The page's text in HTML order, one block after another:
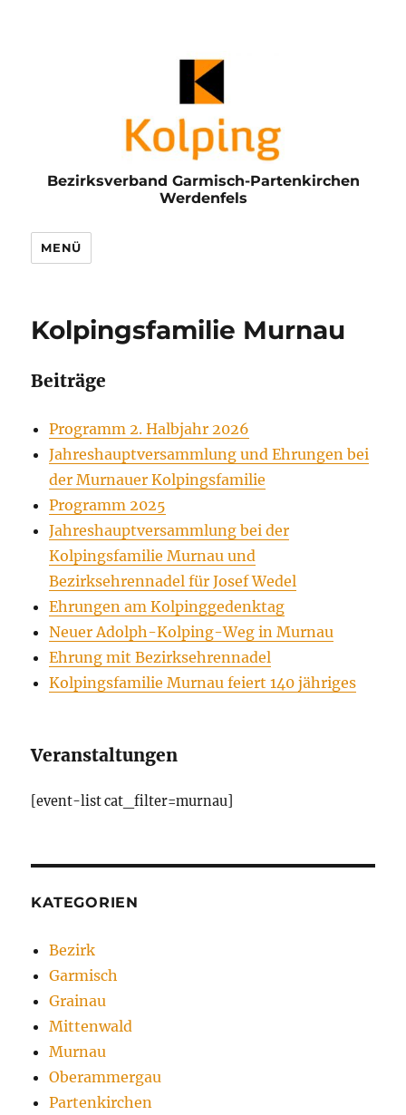
Bezirksverband Garmisch-Partenkirchen
Werdenfels
MENÜ
Kolpingsfamilie Murnau
Beiträge
Programm 2. Halbjahr 2026
Jahreshauptversammlung und Ehrungen bei
der Murnauer Kolpingsfamilie
Programm 2025
Jahreshauptversammlung bei der
Kolpingsfamilie Murnau und
Bezirksehrennadel für Josef Wedel
Ehrungen am Kolpinggedenktag
Neuer Adolph-Kolping-Weg in Murnau
Ehrung mit Bezirksehrennadel
Kolpingsfamilie Murnau feiert 140 jähriges
Veranstaltungen
[event-list cat_filter=murnau]
KATEGORIEN
Bezirk
Garmisch
Grainau
Mittenwald
Murnau
Oberammergau
Partenkirchen